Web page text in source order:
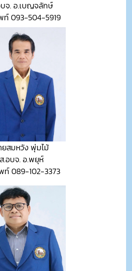
จ. อ.เบญจลักษ์
ท์ 093-504-5919
ยสมหวัง พุ่มไม้
ส.อบจ. อ.พยุห์
ท์ 089-102-3373